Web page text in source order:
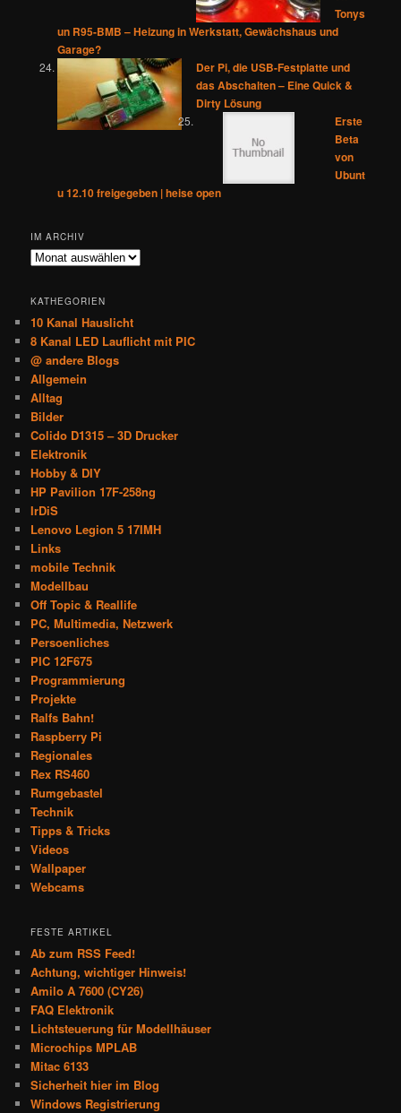
Tonys
un R95-BMB – Heizung in Werkstatt, Gewächshaus und
Garage?
Der Pi, die USB-Festplatte und
das Abschalten – Eine Quick &
Dirty Lösung
Erste
Beta
von
Ubunt
u 12.10 freigegeben | heise open
IM ARCHIV
Im
KATHEGORIEN
10 Kanal Hauslicht
8 Kanal LED Lauflicht mit PIC
@ andere Blogs
Allgemein
Alltag
Bilder
Colido D1315 – 3D Drucker
Elektronik
Hobby & DIY
HP Pavilion 17F-258ng
IrDiS
Lenovo Legion 5 17IMH
Links
mobile Technik
Modellbau
Off Topic & Reallife
PC, Multimedia, Netzwerk
Persoenliches
PIC 12F675
Programmierung
Projekte
Ralfs Bahn!
Raspberry Pi
Regionales
Rex RS460
Rumgebastel
Technik
Tipps & Tricks
Videos
Wallpaper
Webcams
FESTE ARTIKEL
Ab zum RSS Feed!
Achtung, wichtiger Hinweis!
Amilo A 7600 (CY26)
FAQ Elektronik
Lichtsteuerung für Modellhäuser
Microchips MPLAB
Mitac 6133
Sicherheit hier im Blog
Windows Registrierung